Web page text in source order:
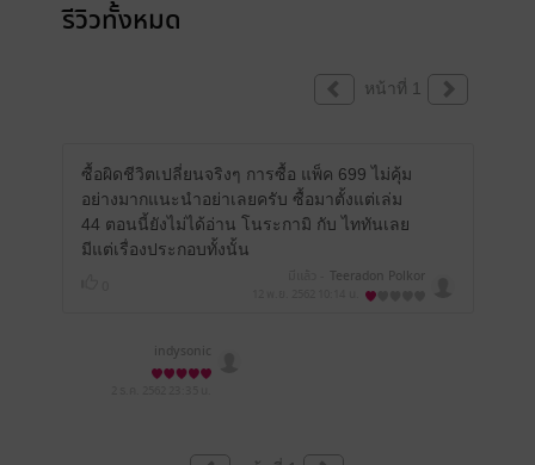
รีวิวทั้งหมด
หน้าที่ 1
ซื้อผิดชีวิตเปลี่ยนจริงๆ การซื้อ แพ็ค 699 ไม่คุ้ม
อย่างมากแนะนำอย่าเลยครับ ซื้อมาตั้งแต่เล่ม
44 ตอนนี้ยังไม่ได้อ่าน โนระกามิ กับ ไททันเลย
มีแต่เรื่องประกอบทั้งนั้น
Teeradon Polkor
indysonic